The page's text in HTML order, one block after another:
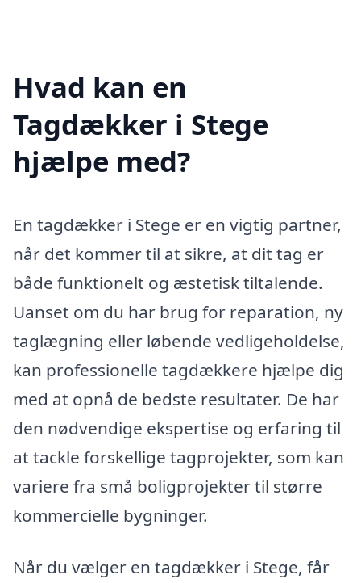
Hvad kan en
Tagdækker i Stege
hjælpe med?
En tagdækker i Stege er en vigtig partner,
når det kommer til at sikre, at dit tag er
både funktionelt og æstetisk tiltalende.
Uanset om du har brug for reparation, ny
taglægning eller løbende vedligeholdelse,
kan professionelle tagdækkere hjælpe dig
med at opnå de bedste resultater. De har
den nødvendige ekspertise og erfaring til
at tackle forskellige tagprojekter, som kan
variere fra små boligprojekter til større
kommercielle bygninger.
Når du vælger en tagdækker i Stege, får